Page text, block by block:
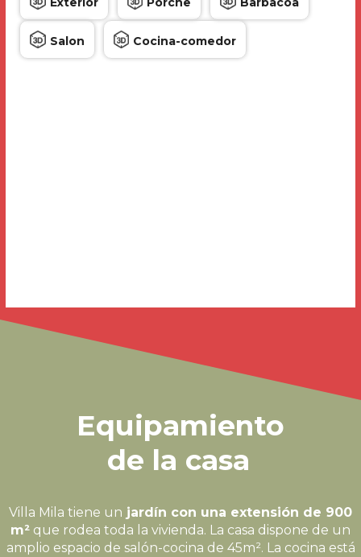
Salon Cocina-comedor
Equipamiento
de la casa
Villa Mila tiene un jardín con una extensión de 900
m² que rodea toda la vivienda. La casa dispone de un
amplio espacio de salón-cocina de 45m². La cocina está